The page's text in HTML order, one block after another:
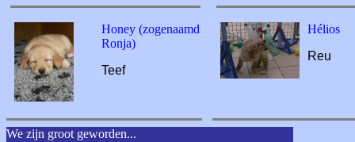
Honey (zogenaamd
Ronja)
Teef
Hélios
Reu
We zijn groot geworden...